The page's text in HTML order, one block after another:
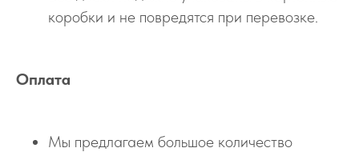
коробки и не повредятся при перевозке.
Оплата
Мы предлагаем большое количество